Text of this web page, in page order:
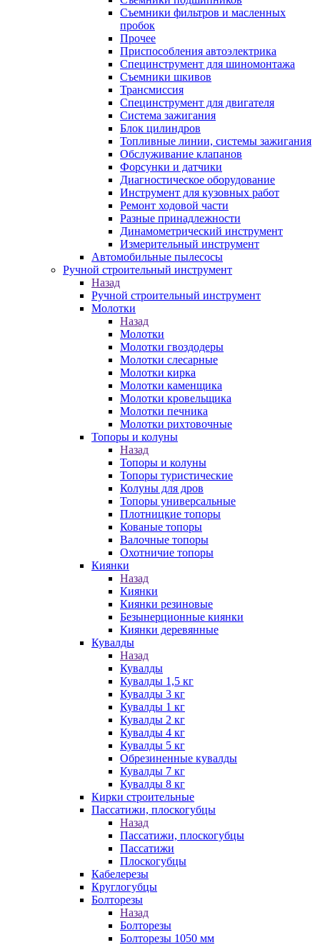
Съемники фильтров и масленных
пробок
Прочее
Приспособления автоэлектрика
Специнструмент для шиномонтажа
Съемники шкивов
Трансмиссия
Специнструмент для двигателя
Система зажигания
Блок цилиндров
Топливные линии, системы зажигания
Обслуживание клапанов
Форсунки и датчики
Диагностическое оборудование
Инструмент для кузовных работ
Ремонт ходовой части
Разные принадлежности
Динамометрический инструмент
Измерительный инструмент
Автомобильные пылесосы
Ручной строительный инструмент
Назад
Ручной строительный инструмент
Молотки
Назад
Молотки
Молотки гвоздодеры
Молотки слесарные
Молотки кирка
Молотки каменщика
Молотки кровельщика
Молотки печника
Молотки рихтовочные
Топоры и колуны
Назад
Топоры и колуны
Топоры туристические
Колуны для дров
Топоры универсальные
Плотницкие топоры
Кованые топоры
Валочные топоры
Охотничие топоры
Киянки
Назад
Киянки
Киянки резиновые
Безынерционные киянки
Киянки деревянные
Кувалды
Назад
Кувалды
Кувалды 1,5 кг
Кувалды 3 кг
Кувалды 1 кг
Кувалды 2 кг
Кувалды 4 кг
Кувалды 5 кг
Обрезиненные кувалды
Кувалды 7 кг
Кувалды 8 кг
Кирки строительные
Пассатижи, плоскогубцы
Назад
Пассатижи, плоскогубцы
Пассатижи
Плоскогубцы
Кабелерезы
Круглогубцы
Болторезы
Назад
Болторезы
Болторезы 1050 мм